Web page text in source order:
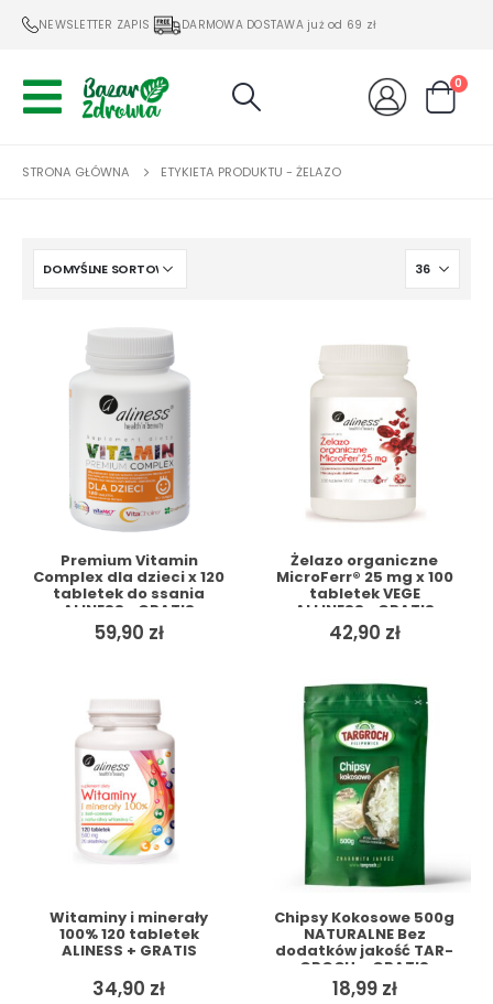
NEWSLETTER ZAPIS DARMOWA DOSTAWA już od 69 zł
0
STRONA GŁÓWNA ETYKIETA PRODUKTU - ŻELAZO
Premium Vitamin
Complex dla dzieci x 120
tabletek do ssania
ALINESS+ GRATIS
59,90 zł
Żelazo organiczne
MicroFerr® 25 mg x 100
tabletek VEGE
ALLINESS+ GRATIS
42,90 zł
Witaminy i minerały
100% 120 tabletek
ALINESS + GRATIS
34,90 zł
Chipsy Kokosowe 500g
NATURALNE Bez
dodatków jakość TAR-
GROCH + GRATIS
18,99 zł